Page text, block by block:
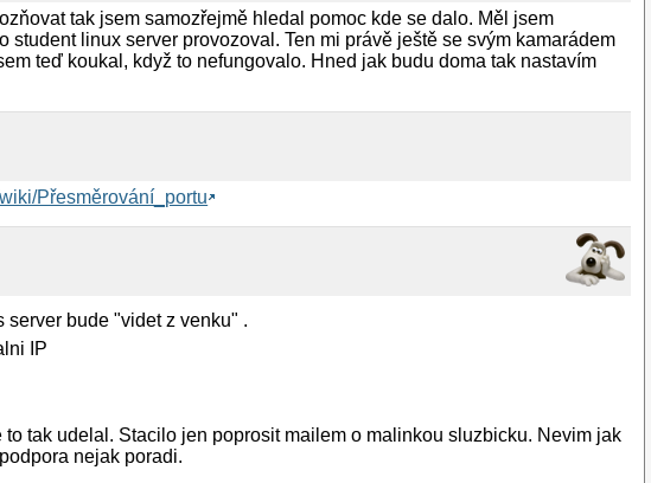
tak jsem samozřejmě hledal pomoc kde se dalo. Měl jsem
linux server provozoval. Ten mi právě ještě se svým kamarádem
teď koukal, když to nefungovalo. Hned jak budu doma tak nastavím
Přesměrování_portu
server bude "videt z venku" .
IP
tak udelal. Stacilo jen poprosit mailem o malinkou sluzbicku. Nevim jak
nejak poradi.